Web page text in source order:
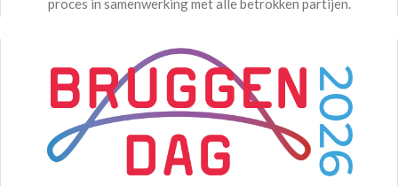
proces in samenwerking met alle betrokken partijen.